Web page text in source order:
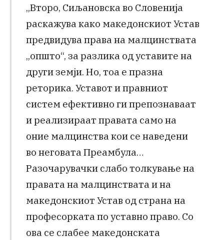
„Второ, Сиљановска во Словенија
раскажува како македонскиот Устав
предвидува права на малцинствата
„општо“, за разлика од уставите на
други земји. Но, тоа е празна
реторика. Уставот и правниот
систем ефективно ги препознаваат
и реализираат правата само на
оние малцинства кои се наведени
во неговата Преамбула…
Разочарувачки слабо толкување на
правата на малцинствата и на
македонскиот Устав од страна на
професорката по уставно право. Со
ова се слабее македонската